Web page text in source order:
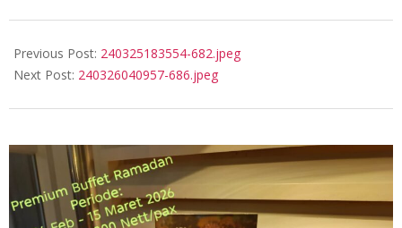
03-
25
Previous Post: 240325183554-682.jpeg
Next Post: 240326040957-686.jpeg